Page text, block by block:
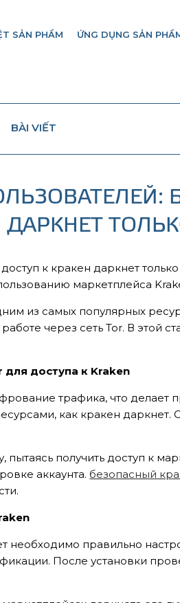
SẢN PHẨM ỨNG DỤNG SẢN
BÀI VIẾT
ДАРКНЕТ
к кракен даркнет
маркетплейса
из самых популярных
через сеть Tor. В этой
для доступа к Kraken
трафика, что
как кракен
получить доступ к
аккаунта.безопасный
правильно
После установки